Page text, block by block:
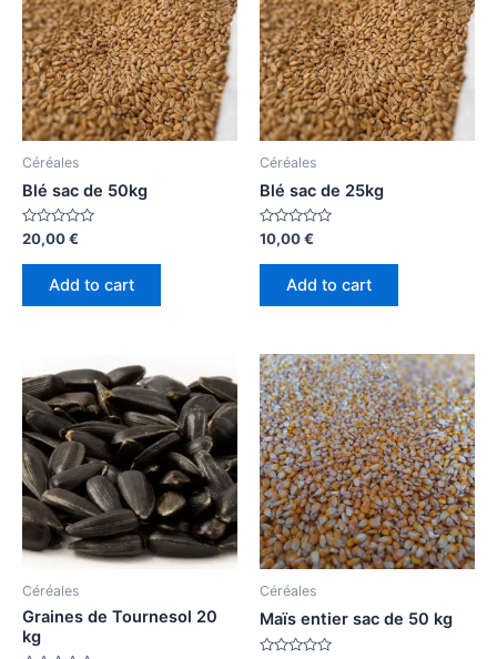
Céréales
Blé sac de 50kg
Rated
0
out
20,00€
Add to cart
Céréales
Blé sac de 25kg
Rated
0
out
10,00€
Add to cart
Céréales
Graines de Tournesol 20
kg
Céréales
Maïs entier sac de 50 kg